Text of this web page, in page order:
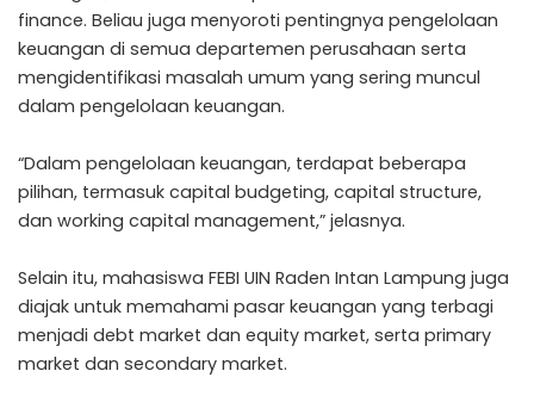
finance. Beliau juga menyoroti pentingnya pengelolaan
keuangan di semua departemen perusahaan serta
mengidentifikasi masalah umum yang sering muncul
dalam pengelolaan keuangan.
“Dalam pengelolaan keuangan, terdapat beberapa
pilihan, termasuk capital budgeting, capital structure,
dan working capital management,” jelasnya.
Selain itu, mahasiswa FEBI UIN Raden Intan Lampung juga
diajak untuk memahami pasar keuangan yang terbagi
menjadi debt market dan equity market, serta primary
market dan secondary market.